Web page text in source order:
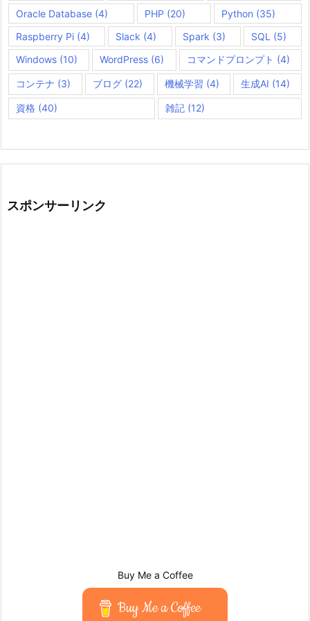
Oracle Database (4) PHP (20) Python (35)
Raspberry Pi (4) Slack (4) Spark (3) SQL (5)
Windows (10) WordPress (6) コマンドプロンプト (4)
コンテナ (3) ブログ(22) 機械学習 (4) 生成AI (14)
資格 (40) 雑記(12)
スポンサーリンク
Buy Me a Coffee
Buy Me a Coffee